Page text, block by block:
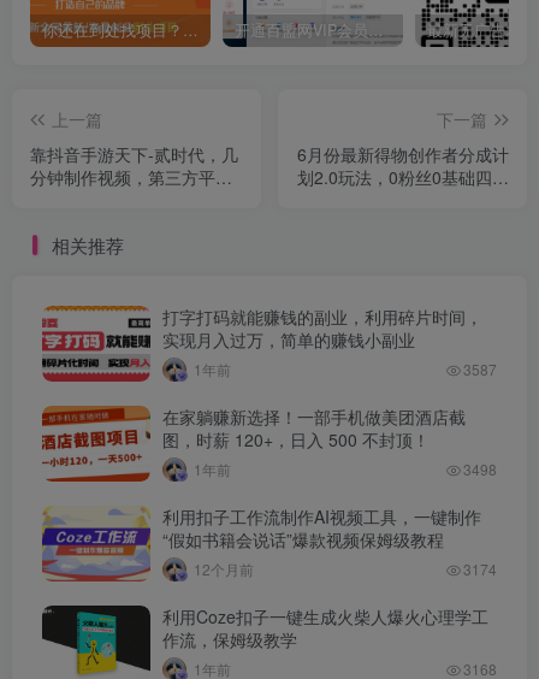
你还在到处找项目？还在当韭菜？我靠卖项目一个月收入5万+，曾经我也是个失败者。 开通百盟网VIP会员，尊享全站资源免费下载，享70%的推广提成！！【限时五折优惠】
上一篇
靠抖音手游天下-贰时代，几
分钟制作视频，第三方平台
目）
下一篇
6月份最新得物创作者分成计
划2.0玩法，0粉丝0基础四种
相关推荐
打字打码就能赚钱的副业，利用碎片时间，
实现月入过万，简单的赚钱小副业
1年前 3587
在家躺赚新选择！一部手机做美团酒店截
图，时薪 120+，日入 500 不封顶！
1年前 3498
利用扣子工作流制作AI视频工具，一键制作
“假如书籍会说话”爆款视频保姆级教程
12个月前 3174
利用Coze扣子一键生成火柴人爆火心理学工
作流，保姆级教学
1年前 3168